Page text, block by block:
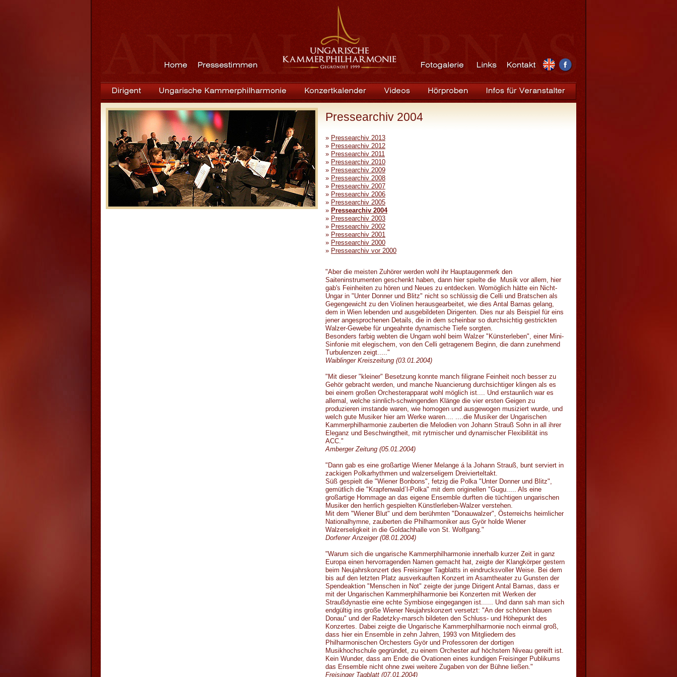
Pressearchiv 2004
» Pressearchiv 2013
» Pressearchiv 2012
» Pressearchiv 2011
» Pressearchiv 2010
» Pressearchiv 2009
» Pressearchiv 2008
» Pressearchiv 2007
» Pressearchiv 2006
» Pressearchiv 2005
» Pressearchiv 2004
» Pressearchiv 2003
» Pressearchiv 2002
» Pressearchiv 2001
» Pressearchiv 2000
» Pressearchiv vor 2000
"Aber die meisten Zuhörer werden wohl ihr Hauptaugenmerk den
Saiteninstrumenten geschenkt haben, dann hier spielte die Musik vor allem, hier
gab's Feinheiten zu hören und Neues zu entdecken. Womöglich hätte ein Nicht-
Ungar in "Unter Donner und Blitz" nicht so schlüssig die Celli und Bratschen als
Gegengewicht zu den Violinen herausgearbeitet, wie dies Antal Barnas gelang,
dem in Wien lebenden und ausgebildeten Dirigenten. Dies nur als Beispiel für eins
jener angesprochenen Details, die in dem scheinbar so durchsichtig gestrickten
Walzer-Gewebe für ungeahnte dynamische Tiefe sorgten.
Besonders farbig webten die Ungarn wohl beim Walzer "Künsterleben", einer Mini-
Sinfonie mit elegischem, von den Celli getragenem Beginn, die dann zunehmend
Turbulenzen zeigt....."
Waiblinger Kreiszeitung (03.01.2004)
"Mit dieser "kleiner" Besetzung konnte manch filigrane Feinheit noch besser zu
Gehör gebracht werden, und manche Nuancierung durchsichtiger klingen als es
bei einem großen Orchesterapparat wohl möglich ist.... Und erstaunlich war es
allemal, welche sinnlich-schwingenden Klänge die vier ersten Geigen zu
produzieren imstande waren, wie homogen und ausgewogen musiziert wurde, und
welch gute Musiker hier am Werke waren.... ....die Musiker der Ungarischen
Kammerphilharmonie zauberten die Melodien von Johann Strauß Sohn in all ihrer
Eleganz und Beschwingtheit, mit rytmischer und dynamischer Flexibilität ins
ACC."
Amberger Zeitung (05.01.2004)
"Dann gab es eine großartige Wiener Melange á la Johann Strauß, bunt serviert in
zackigen Polkarhythmen und walzerseligem Dreivierteltakt.
Süß gespielt die "Wiener Bonbons", fetzig die Polka "Unter Donner und Blitz",
gemütlich die "Krapfenwald`l-Polka" mit dem originellen "Gugu..... Als eine
großartige Hommage an das eigene Ensemble durften die tüchtigen ungarischen
Musiker den herrlich gespielten Künstlerleben-Walzer verstehen.
Mit dem "Wiener Blut" und dem berühmten "Donauwalzer", Österreichs heimlicher
Nationalhymne, zauberten die Philharmoniker aus Györ holde Wiener
Walzerseligkeit in die Goldachhalle von St. Wolfgang."
Dorfener Anzeiger (08.01.2004)
"Warum sich die ungarische Kammerphilharmonie innerhalb kurzer Zeit in ganz
Europa einen hervorragenden Namen gemacht hat, zeigte der Klangkörper gestern
beim Neujahrskonzert des Freisinger Tagblatts in eindrucksvoller Weise. Bei dem
bis auf den letzten Platz ausverkauften Konzert im Asamtheater zu Gunsten der
Spendeaktion "Menschen in Not" zeigte der junge Dirigent Antal Barnas, dass er
mit der Ungarischen Kammerphilharmonie bei Konzerten mit Werken der
Straußdynastie eine echte Symbiose eingegangen ist...... Und dann sah man sich
endgültig ins große Wiener Neujahrskonzert versetzt: "An der schönen blauen
Donau" und der Radetzky-marsch bildeten den Schluss- und Höhepunkt des
Konzertes. Dabei zeigte die Ungarische Kammerphilharmonie noch einmal groß,
dass hier ein Ensemble in zehn Jahren, 1993 von Mitgliedern des
Philharmonischen Orchesters Györ und Professoren der dortigen
Musikhochschule gegründet, zu einem Orchester auf höchstem Niveau gereift ist.
Kein Wunder, dass am Ende die Ovationen eines kundigen Freisinger Publikums
das Ensemble nicht ohne zwei weitere Zugaben von der Bühne ließen."
Freisinger Tagblatt (07.01.2004)